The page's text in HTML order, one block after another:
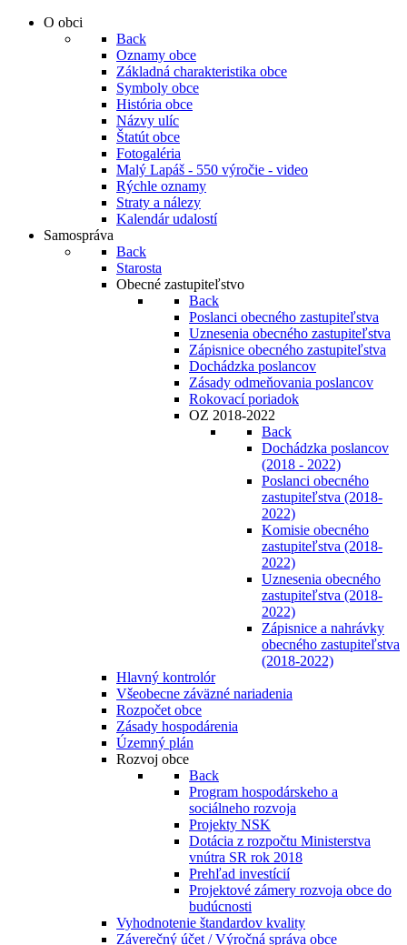
O obci
Back
Oznamy obce
Základná charakteristika obce
Symboly obce
História obce
Názvy ulíc
Štatút obce
Fotogaléria
Malý Lapáš - 550 výročie - video
Rýchle oznamy
Straty a nálezy
Kalendár udalostí
Samospráva
Back
Starosta
Obecné zastupiteľstvo
Back
Poslanci obecného zastupiteľstva
Uznesenia obecného zastupiteľstva
Zápisnice obecného zastupiteľstva
Dochádzka poslancov
Zásady odmeňovania poslancov
Rokovací poriadok
OZ 2018-2022
Back
Dochádzka poslancov
(2018 - 2022)
Poslanci obecného
zastupiteľstva (2018-
2022)
Komisie obecného
zastupiteľstva (2018-
2022)
Uznesenia obecného
zastupiteľstva (2018-
2022)
Zápisnice a nahrávky
obecného zastupiteľstva
(2018-2022)
Hlavný kontrolór
Všeobecne záväzné nariadenia
Rozpočet obce
Zásady hospodárenia
Územný plán
Rozvoj obce
Back
Program hospodárskeho a
sociálneho rozvoja
Projekty NSK
Dotácia z rozpočtu Ministerstva
vnútra SR rok 2018
Prehľad investícií
Projektové zámery rozvoja obce do
budúcnosti
Vyhodnotenie štandardov kvality
Záverečný účet / Výročná správa obce